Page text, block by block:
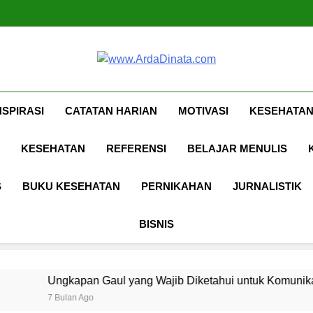
CATATAN HARIAN MOTIVASI
KESEHATAN REFERENSI BELAJAR MENULIS
BUKU KESEHATAN PERNIKAHAN JURNALISTIK
BISNIS
Gaul yang Wajib Diketahui untuk Komunikasi Kekinian di